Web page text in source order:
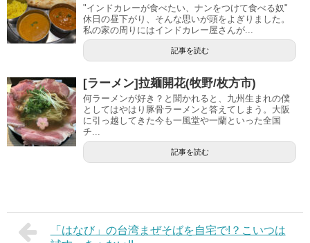
"インドカレーが食べたい、ナンをつけて食べる奴"
休日の昼下がり、そんな思いが頭をよぎりました。
私の家の周りにはインドカレー屋さんが...
記事を読む
[ラーメン]拉麺開花(牧野/枚方市)
何ラーメンが好き？と聞かれると、九州生まれの僕
としてはやはり豚骨ラーメンと答えてしまう。大阪
に引っ越してきた今も一風堂や一蘭といった全国
チ...
記事を読む
「はなび」の台湾まぜそばを自宅で!？こいつは